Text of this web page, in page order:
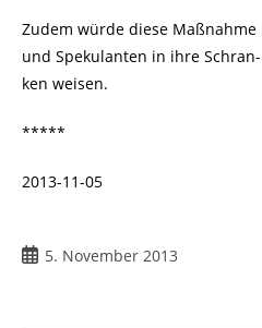
Zudem würde diese
und Spekulanten in ihre Schran-
ken weisen.
*****
2013-11-05
Beitrag5. November 2013